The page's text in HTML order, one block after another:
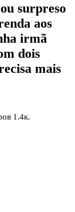
surpreso
aos
irmã
dois
mais
1.4к.